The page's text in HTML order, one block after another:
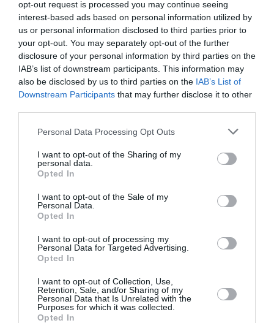
opt-out request is processed you may continue seeing
interest-based ads based on personal information utilized by
us or personal information disclosed to third parties prior to
your opt-out. You may separately opt-out of the further
disclosure of your personal information by third parties on the
IAB’s list of downstream participants. This information may
also be disclosed by us to third parties on the IAB’s List of
Downstream Participants that may further disclose it to other
Personal Data Processing Opt Outs
I want to opt-out of the Sharing of my
personal data.
Opted In
I want to opt-out of the Sale of my
Personal Data.
Opted In
I want to opt-out of processing my
Personal Data for Targeted Advertising.
Opted In
I want to opt-out of Collection, Use,
Retention, Sale, and/or Sharing of my
Personal Data that Is Unrelated with the
Purposes for which it was collected.
Opted In
italiani che per una minoranza di immigrati che
delinquono non ne possono più degli stranieri.
Ma io non accetto il delinquente sotto casa
comunque, sia straniero sia italiano". "Va tenuto
presente – ha concluso – che nessuno lascia il
proprio paese con gioia, e tanto meno le donne.
Non voglio entrare nel merito prettamente
e valutare la situazione con sensibilità etica e
impone. Una visione che vede nella solidarietà e
nell’accoglienza i suoi punti cardine". (ANSA).
Articolo precedente
Quando l’amore salva dall’espulsione
Articolo seguente
IMMIGRAZIONE: TREMONTI, TORNARE A